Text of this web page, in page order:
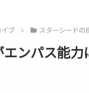
ブ スターシードの
エンパス能